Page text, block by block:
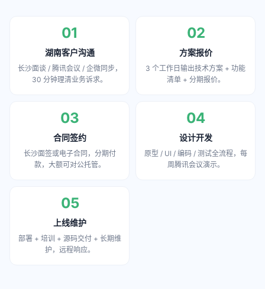
01
湖南客户沟通
长沙面谈 / 腾讯会议 / 企微同步，
30 分钟理清业务诉求。
02
方案报价
3 个工作日输出技术方案 + 功能
清单 + 分期报价。
03
合同签约
长沙面签或电子合同，分期付
款，大额可对公托管。
04
设计开发
原型 / UI / 编码 / 测试全流程，每
周腾讯会议演示。
05
上线维护
部署 + 培训 + 源码交付 + 长期维
护，远程响应。